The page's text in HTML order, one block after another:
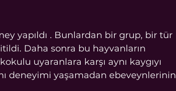
Daha sonra bu hayvanların
uyaranlara karşı aynı kaygıyı
deneyimi yaşamadan ebeveynlerinin